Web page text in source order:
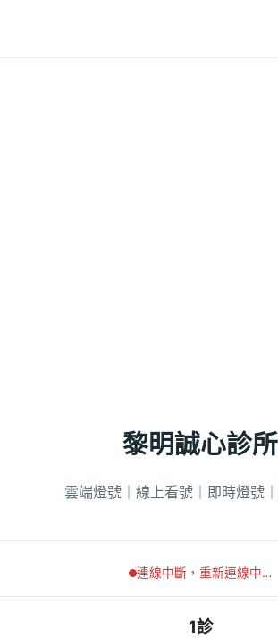
黎明誠心診所
雲端燈號｜線上看號｜即時燈號
連線中斷，重新連線中…
1診